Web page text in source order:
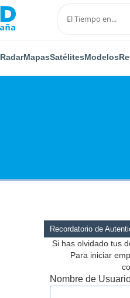
RadarMapasSatélitesModelos
Recordatorio de
Si has olvidado tus
Para iniciar
Nombre de